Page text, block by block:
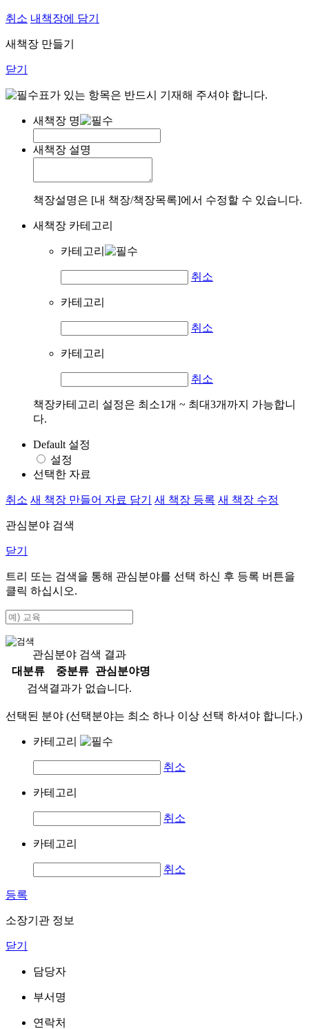
취소 내책장에 담기
새책장 만들기
닫기
표가 있는 항목은 반드시 기재해 주셔야 합니다.
새책장 명
새책장 설명
책장설명은 [내 책장/책장목록]에서 수정할 수 있습니다.
새책장 카테고리
카테고리
취소
카테고리
취소
카테고리
취소
책장카테고리 설정은 최소1개 ~ 최대3개까지 가능합니
다.
Default 설정
설정
선택한 자료
취소 새 책장 만들어 자료 담기 새 책장 등록 새 책장 수정
관심분야 검색
닫기
트리 또는 검색을 통해 관심분야를 선택 하신 후 등록 버튼을
클릭 하십시오.
관심분야 검색 결과
대분류
중분류
관심분야명
검색결과가 없습니다.
선택된 분야 (선택분야는 최소 하나 이상 선택 하셔야 합니다.)
카테고리
취소
카테고리
취소
카테고리
취소
등록
소장기관 정보
닫기
담당자
부서명
연락처